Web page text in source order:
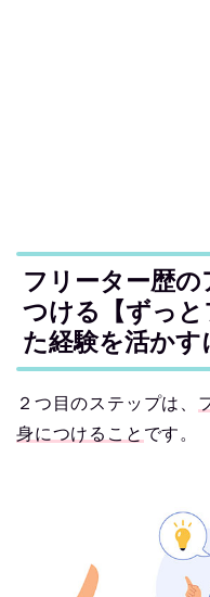
フリーター歴
つける【ずっと
た経験を活かす
２つ目のステップは、
身につけること です。